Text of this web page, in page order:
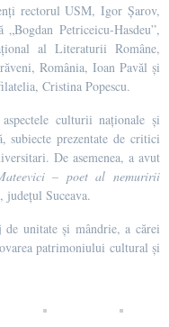
rectorul USM, Igor Șarov,
Petriceicu-Hasdeu”,
al Literaturii Române,
România, Ioan Pavăl și
Cristina Popescu.
culturii naționale și
subiecte prezentate de critici
De asemenea, a avut
– poet al nemuririi
Suceava.
unitate și mândrie, a cărei
patrimoniului cultural și